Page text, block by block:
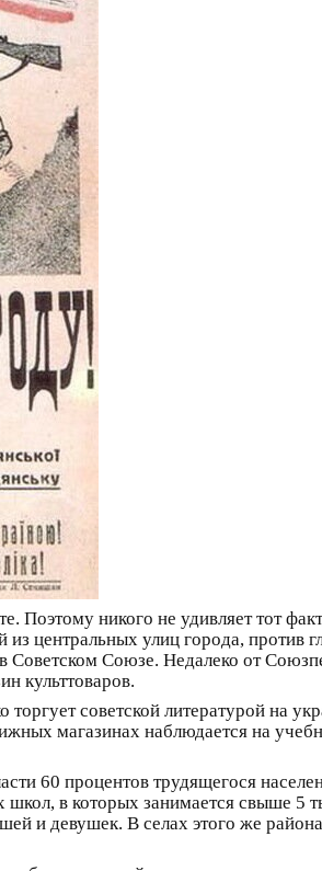
Поэтому никого не удивляет тот
центральных улиц города, против
Союзе. Недалеко от
культтоваров.
советской литературой на
магазинах наблюдается на
60 процентов трудящегося
в которых занимается свыше 5
и девушек. В селах этого же